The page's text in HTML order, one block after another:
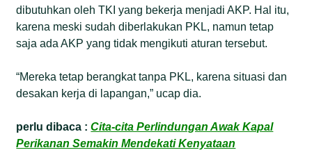
dibutuhkan oleh TKI yang bekerja menjadi AKP. Hal itu,
karena meski sudah diberlakukan PKL, namun tetap
saja ada AKP yang tidak mengikuti aturan tersebut.
“Mereka tetap berangkat tanpa PKL, karena situasi dan
desakan kerja di lapangan,” ucap dia.
perlu dibaca :Cita-cita Perlindungan Awak Kapal
Perikanan Semakin Mendekati Kenyataan